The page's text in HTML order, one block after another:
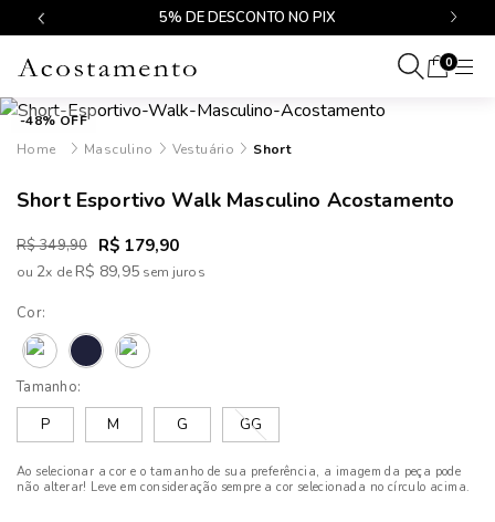
5% DE DESCONTO NO PIX
0
-48% OFF
Masculino
Vestuário Short
Short Esportivo Walk Masculino Acostamento
R$ 349,90 R$ 179,90
ou 2x deR$ 89,95
Cor:
Tamanho:
P
M G GG
Ao selecionar a cor e o tamanho de sua preferência, a imagem da peça pode
não alterar! Leve em consideração sempre a cor selecionada no círculo acima.